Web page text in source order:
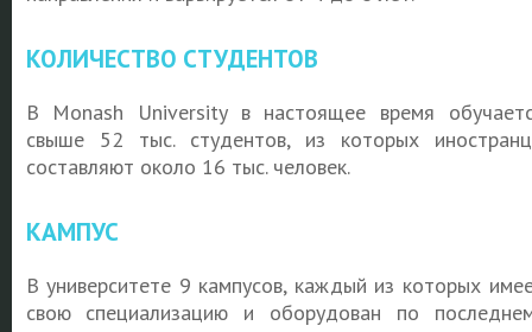
КОЛИЧЕСТВО СТУДЕНТОВ
В Monash University в настоящее время
свыше 52 тыс. студентов, из которых
составляют около 16 тыс. человек.
КАМПУС
В университете 9 кампусов, каждый из которых
свою специализацию и оборудован по